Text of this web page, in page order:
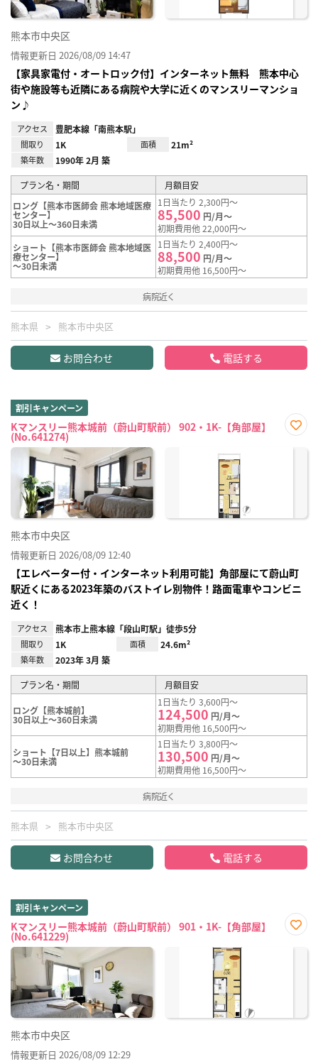
熊本市中央区
情報更新日 2026/08/09 14:47
【家具家電付・オートロック付】インターネット無料 熊本中心
街や施設等も近隣にある病院や大学に近くのマンスリーマンショ
ン♪
アクセス 豊肥本線「南熊本駅」
間取り 1K 面積 21m²
築年数 1990年 2月 築
プラン名・期間
月額目安
ロング【熊本市医師会 熊本地域医療
センター】
30日以上～360日未満
1日当たり 2,300円～
85,500 円/月～
初期費用他 22,000円～
ショート【熊本市医師会 熊本地域医
療センター】
～30日未満
1日当たり 2,400円～
88,500 円/月～
初期費用他 16,500円～
病院近く
熊本県 熊本市中央区
お問合わせ 電話する
割引キャンペーン
Kマンスリー熊本城前（蔚山町駅前） 902・1K-【角部屋】
(No.641274)
に入
熊本市中央区
情報更新日 2026/08/09 12:40
【エレベーター付・インターネット利用可能】角部屋にて蔚山町
駅近くにある2023年築のバストイレ別物件！路面電車やコンビニ
近く！
アクセス 熊本市上熊本線「段山町駅」徒歩5分
間取り 1K 面積 24.6m²
築年数 2023年 3月 築
プラン名・期間 月額目安
ロング【熊本城前】
30日以上～360日未満
1日当たり 3,600円～
124,500 円/月～
初期費用他 16,500円～
ショート【7日以上】熊本城前
～30日未満
1日当たり 3,800円～
130,500 円/月～
初期費用他 16,500円～
病院近く
熊本県 熊本市中央区
お問合わせ 電話する
割引キャンペーン
Kマンスリー熊本城前（蔚山町駅前） 901・1K-【角部屋】
(No.641229)
に入
熊本市中央区
情報更新日 2026/08/09 12:29